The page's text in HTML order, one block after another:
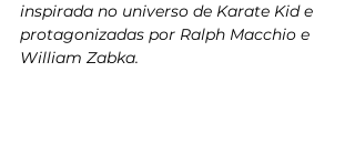
inspirada no universo de Karate Kid e
protagonizadas por Ralph Macchio e
William Zabka.